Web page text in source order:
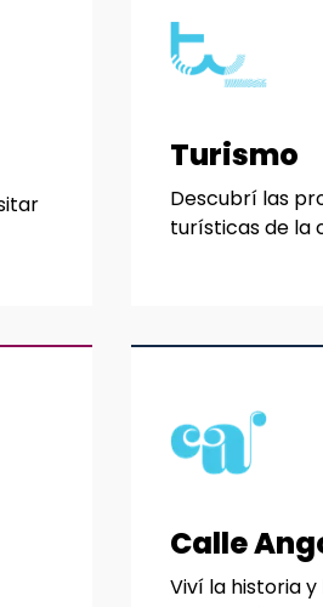
Turismo
Descubrí las
turísticas de la
Calle
Viví la historia